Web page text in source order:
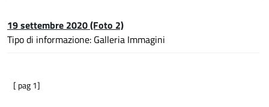
19 settembre 2020 (Foto 2)
Tipo di informazione: Galleria Immagini
[ pag 1]